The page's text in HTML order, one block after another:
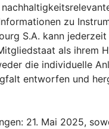
zu
S.A. kann
als
die individuelle
entworfen und
21. Mai 2025,